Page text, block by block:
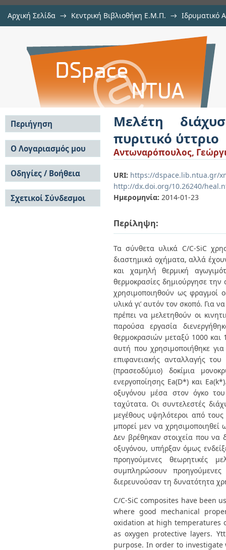
Αρχική Σελίδα → Κεντρική Βιβλιοθήκη Ε.Μ.Π. → Ιδρυματικό
Μελέτη διάχυσης οξυγόνου σε
Μελέτη
πυριτικό ύττριο
Αντωναρόπουλος,
URI: https://dspace.lib.ntua.gr/
http://dx.doi.org/10.26240/
Ημερομηνία: 2014-01-23
Περίληψη:
Τα σύνθετα υλικά C/C-SiC
διαστημικά οχήματα, αλλά
και χαμηλή θερμική
θερμοκρασίες δημιούργησε
χρησιμοποιηθούν ως φραγμοί
υλικά γι’ αυτόν τον σκοπό. Για
πρέπει να μελετηθούν οι
παρούσα εργασία
θερμοκρασιών μεταξύ 1000
αυτή που χρησιμοποιήθηκε
επιφανειακής ανταλλαγής
(πρασεοδύμιο) δοκίμια
ενεργοποίησης Ea(D*) και
οξυγόνου μέσα στον όγκο
ταχύτατα. Οι συντελεστές
μεγέθους υψηλότεροι από τους
μπορεί μεν να χρησιμοποιηθεί
Δεν βρέθηκαν στοιχεία που να
οξυγόνου, υπήρξαν όμως
προηγούμενες θεωρητικές
συμπληρώσουν
διερευνούσαν τη δυνατότητα
C/C-SiC composites have been
where good mechanical
oxidation at high temperatures
as oxygen protective layers.
purpose. In order to
Περιήγηση
Σε όλο το DSpace
Κοινότητες & Συλλογές
Ανά Ημερομηνία
Έκδοσης
Συγγραφείς
Τίτλοι
Θέματα
Ο Λογαριασμός μου
Σύνδεση
Εγγραφή
Οδηγίες / Βοήθεια
Οδηγίες Υποβολής
Οδηγίες Χρήσης ΙΑ
Συχνές Ερωτήσεις
Σχετικοί Σύνδεσμοι